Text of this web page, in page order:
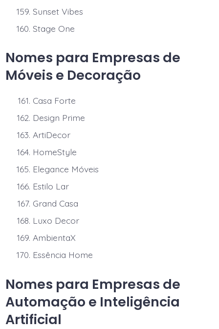
Sunset Vibes
Stage One
Nomes para Empresas de
Móveis e Decoração
Casa Forte
Design Prime
ArtiDecor
HomeStyle
Elegance Móveis
Estilo Lar
Grand Casa
Luxo Decor
AmbientaX
Essência Home
Nomes para Empresas de
Automação e Inteligência
Artificial